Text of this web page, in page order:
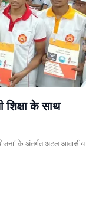
के साथ
योजना’ के अंतर्गत अटल आवासीय